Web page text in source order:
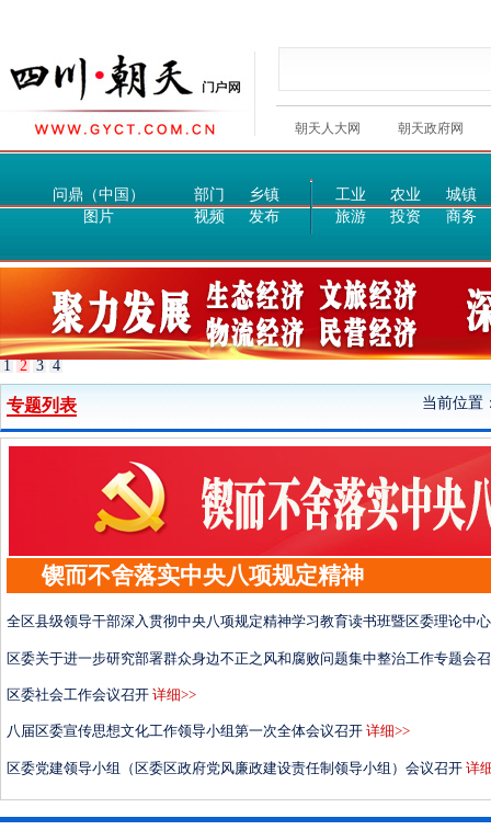
朝天人大网 朝天政府网
问鼎（中国） 部门
乡镇
图片
视频 发布
工业 农业
城镇
旅游
投资 商务
1 2 3 4
专题列表 当前位置
锲而不舍落实中央八项规定精神
全区县级领导干部深入贯彻中央八项规定精神学习教育读书班暨区委理论中
区委关于进一步研究部署群众身边不正之风和腐败问题集中整治工作专题会
区委社会工作会议召开 详细>>
八届区委宣传思想文化工作领导小组第一次全体会议召开 详细>>
区委党建领导小组（区委区政府党风廉政建设责任制领导小组）会议召开 详